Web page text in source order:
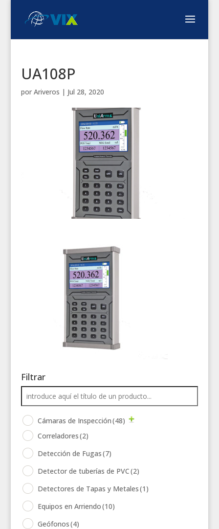
UA108P
por Ariveros | Jul 28, 2020
Filtrar
Cámaras de Inspección(48)
Correladores(2)
Detección de Fugas(7)
Detector de tuberías de PVC(2)
Detectores de Tapas y Metales(1)
Equipos en Arriendo(10)
Geófonos(4)